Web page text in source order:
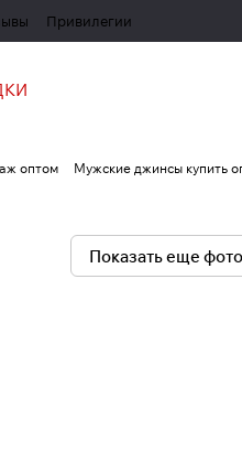
Привилегии
оптом Мужские джинсы купить
Показать еще фото